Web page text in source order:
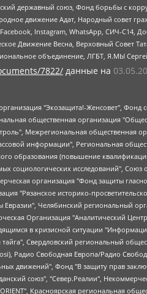
державный союз, Фонд борьбы с
движение Адат, Народный совет
Instagram, WhatsApp, СИЧ-С14,
Движение Весна, Верховный Совет
объединение, ЛГБТ, Я.МЫ
7822/ данные на
в кризисной ситуации "Информационно-методический центр "Анна", Фонд содействия развитию массовых коммуникаций и правовому просвещению "Так-так-Так", Фонд содействия устойчивому развитию "Серебряная тайга", Свердловский региональный общественный фонд социальных проектов "Новое время", "Idel.Реалии", Кавказ.Реалии, Крым.Реалии, Телеканал Настоящее Время, Татаро-башкирская служба Радио Свобода (Azatliq Radiosi), Радио Свободная Европа/Радио Свобода (PCE/PC), "Сибирь.Реалии", "Фактограф", Благотворительный фонд помощи осужденным и их семьям, Автономная некоммерческая организация "Институт глобализации и социальных движений", Фонд "В защиту прав заключенных", Частное учреждение "Центр поддержки и содействия развитию средств массовой информации", Пензенский региональный общественный благотворительный фонд "Гражданский союз", "Север.Реалии", Некоммерческая организация Фонд "Правовая инициатива", Общество с ограниченной ответственностью "Радио Свободная Европа/Радио Свобода", Чешское информационное агентство "MEDIUM-ORIENT", Красноярская региональная общественная организация "Мы против СПИДа", Камалягин Денис Николаевич, Маркелов Сергей Евгеньевич, Пономарев Лев Александрович, Савицкая Людмила Алексеевна, Автономная некоммерческая организация "Центр по работе с проблемой насилия "НАСИЛИЮ.НЕТ", Межрегиональный профессиональный союз работников здравоохранения "Альянс врачей", Юридическое лицо, зарегистрированное в Латвийской Республике, SIA "Medusa Project" (регистрационный номер 40103797863, дата регистрации 10.06.2014), Некоммерческая организация "Фонд по борьбе с коррупцией", Автономная некоммерческая организация "Институт права и публичной политики", Баданин Роман Сергеевич, Гликин Максим Александрович,